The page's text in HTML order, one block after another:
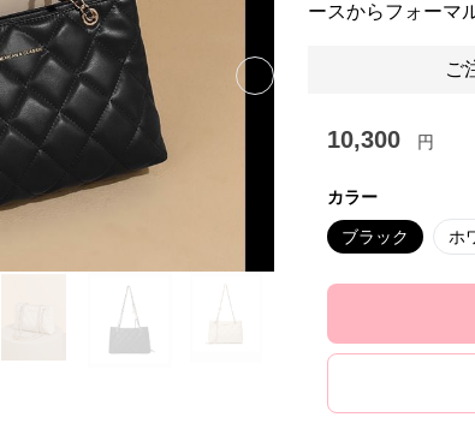
Next slide
ースからフォーマ
ご
10,300 円
カラー
ブラック ホ